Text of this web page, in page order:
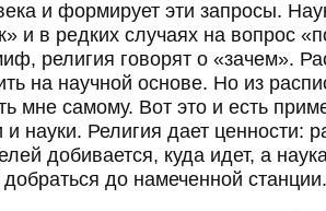
и формирует эти запросы.
и в редких случаях на вопрос
религия говорят о «зачем».
на научной основе. Но из
мне самому. Вот это и есть
и науки. Религия дает ценности:
добивается, куда идет, а
до намеченной